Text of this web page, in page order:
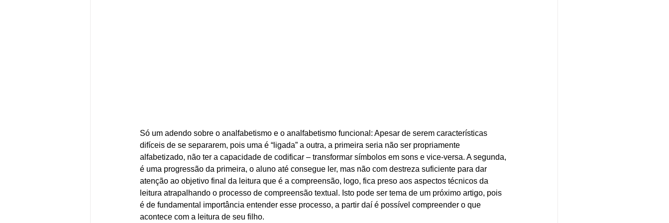
Só um adendo sobre o analfabetismo e o analfabetismo funcional: Apesar de serem características
difíceis de se separarem, pois uma é “ligada” a outra, a primeira seria não ser propriamente
alfabetizado, não ter a capacidade de codificar – transformar símbolos em sons e vice-versa. A segunda,
é uma progressão da primeira, o aluno até consegue ler, mas não com destreza suficiente para dar
atenção ao objetivo final da leitura que é a compreensão, logo, fica preso aos aspectos técnicos da
leitura atrapalhando o processo de compreensão textual. Isto pode ser tema de um próximo artigo, pois
é de fundamental importância entender esse processo, a partir daí é possível compreender o que
acontece com a leitura de seu filho.